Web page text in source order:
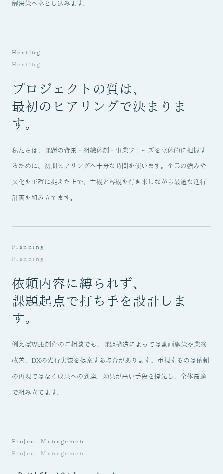
解決策へ落とし込みます。
Hearing
Hearing
プロジェクトの質は、
最初のヒアリングで決まりま
す。
私たちは、課題の背景・組織体制・事業フェーズを立体的に把握す
るために、初期ヒアリングへ十分な時間を使います。企業の強みや
文化を正確に捉えた上で、主観と客観を行き来しながら最適な進行
計画を組み立てます。
Planning
Planning
依頼内容に縛られず、
課題起点で打ち手を設計しま
す。
例えばWeb制作のご相談でも、課題構造によっては動画施策や業務
改善、DXの先行実装を提案する場合があります。重視するのは依頼
の再現ではなく成果への到達。効果が高い手段を優先し、全体最適
で組み立てます。
Project Management
Project Management